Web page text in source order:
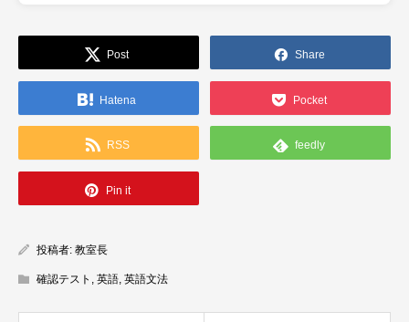
Post Share
Hatena Pocket
RSS feedly
Pin it
投稿者: 教室長
確認テスト 英語 英語文法